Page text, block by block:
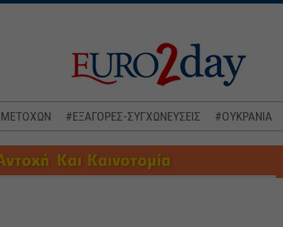
ΜΕΤΟΧΩΝ #ΕΞΑΓΟΡΕΣ-ΣΥΓΧΩΝΕΥΣΕΙΣ #ΟΥΚΡΑΝΙΑ